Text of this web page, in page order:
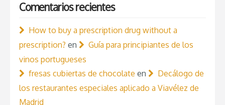
Comentarios recientes
How to buy a prescription drug without a
prescription? en
Guía para principiantes de los
vinos portugueses
fresas cubiertas de chocolate en
Decálogo de
los restaurantes especiales aplicado a Viavélez de
Madrid